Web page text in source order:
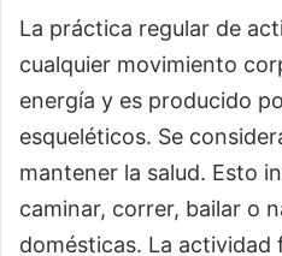
La práctica regular de
cualquier movimiento
energía y es producido
esqueléticos. Se
mantener la salud. Esto
caminar, correr, bailar o
domésticas. La actividad